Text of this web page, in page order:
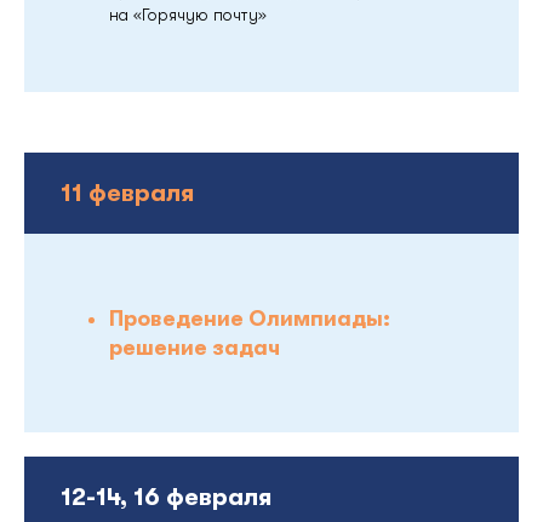
на «Горячую почту»
11 февраля
Проведение Олимпиады:
решение задач
12-14, 16 февраля